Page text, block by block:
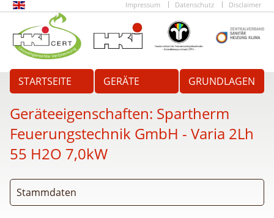
Impressum Datenschutz Disclaimer
STARTSEITE GERÄTE GRUNDLAGEN
Geräteeigenschaften: Spartherm
Feuerungstechnik GmbH - Varia 2Lh
55 H2O 7,0kW
Stammdaten